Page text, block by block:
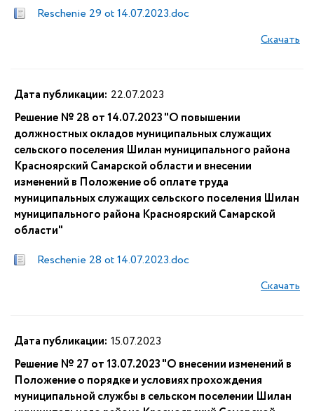
Reschenie 29 ot 14.07.2023.doc
Скачать
Дата публикации: 22.07.2023
Решение № 28 от 14.07.2023 "О повышении
должностных окладов муниципальных служащих
сельского поселения Шилан муниципального района
Красноярский Самарской области и внесении
изменений в Положение об оплате труда
муниципальных служащих сельского поселения Шилан
муниципального района Красноярский Самарской
области"
Reschenie 28 ot 14.07.2023.doc
Скачать
Дата публикации: 15.07.2023
Решение № 27 от 13.07.2023 "О внесении изменений в
Положение о порядке и условиях прохождения
муниципальной службы в сельском поселении Шилан